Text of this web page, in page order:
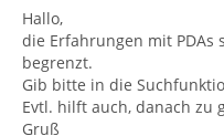
Hallo,
die Erfahrungen mit PDAs
begrenzt.
Gib bitte in die
Evtl. hilft auch, danach zu
Gruß